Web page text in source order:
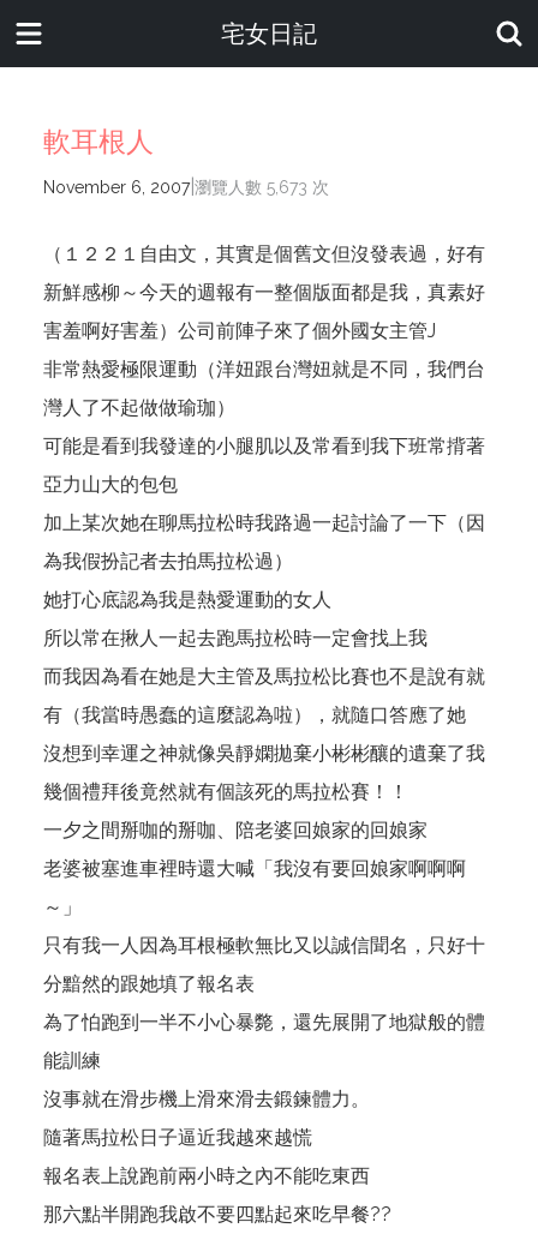
宅女日記
軟耳根人
November 6, 2007|瀏覽人數 5,673 次
（１２２１自由文，其實是個舊文但沒發表過，好有
新鮮感柳～今天的週報有一整個版面都是我，真素好
害羞啊好害羞）公司前陣子來了個外國女主管J
非常熱愛極限運動（洋妞跟台灣妞就是不同，我們台
灣人了不起做做瑜珈）
可能是看到我發達的小腿肌以及常看到我下班常揹著
亞力山大的包包
加上某次她在聊馬拉松時我路過一起討論了一下（因
為我假扮記者去拍馬拉松過）
她打心底認為我是熱愛運動的女人
所以常在揪人一起去跑馬拉松時一定會找上我
而我因為看在她是大主管及馬拉松比賽也不是說有就
有（我當時愚蠢的這麼認為啦），就隨口答應了她
沒想到幸運之神就像吳靜嫻拋棄小彬彬釀的遺棄了我
幾個禮拜後竟然就有個該死的馬拉松賽！！
一夕之間掰咖的掰咖、陪老婆回娘家的回娘家
老婆被塞進車裡時還大喊「我沒有要回娘家啊啊啊
～」
只有我一人因為耳根極軟無比又以誠信聞名，只好十
分黯然的跟她填了報名表
為了怕跑到一半不小心暴斃，還先展開了地獄般的體
能訓練
沒事就在滑步機上滑來滑去鍛鍊體力。
隨著馬拉松日子逼近我越來越慌
報名表上說跑前兩小時之內不能吃東西
那六點半開跑我啟不要四點起來吃早餐??